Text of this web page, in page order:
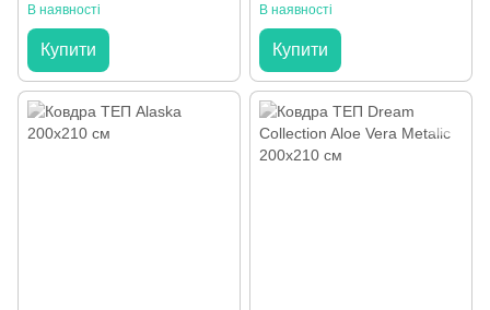
В наявності
Купити
В наявності
Купити